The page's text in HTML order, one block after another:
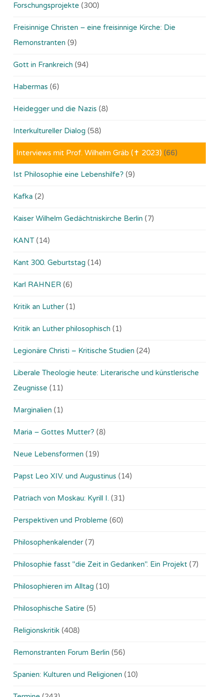
Forschungsprojekte (300)
Freisinnige Christen – eine freisinnige Kirche: Die
Remonstranten (9)
Gott in Frankreich (94)
Habermas (6)
Heidegger und die Nazis (8)
Interkultureller Dialog (58)
Interviews mit Prof. Wilhelm Gräb (✝ 2023) (66)
Ist Philosophie eine Lebenshilfe? (9)
Kafka (2)
Kaiser Wilhelm Gedächtniskirche Berlin (7)
KANT (14)
Kant 300. Geburtstag (14)
Karl RAHNER (6)
Kritik an Luther (1)
Kritik an Luther philosophisch (1)
Legionäre Christi – Kritische Studien (24)
Liberale Theologie heute: Literarische und künstlerische
Zeugnisse (11)
Marginalien (1)
Maria – Gottes Mutter? (8)
Neue Lebensformen (19)
Papst Leo XIV. und Augustinus (14)
Patriach von Moskau: Kyrill I. (31)
Perspektiven und Probleme (60)
Philosophenkalender (7)
Philosophie fasst "die Zeit in Gedanken". Ein Projekt (7)
Philosophieren im Alltag (10)
Philosophische Satire (5)
Religionskritik (408)
Remonstranten Forum Berlin (56)
Spanien: Kulturen und Religionen (10)